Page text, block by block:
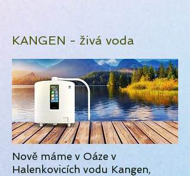
KANGEN - živá voda
Nově máme v Oáze v
Halenkovicích vodu Kangen,